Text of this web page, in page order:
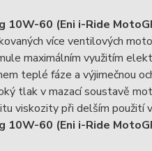
10W-60 (Eni i-Ride
více ventilových
maximálním využitím
teplé fáze a výjimečnou
tlak v mazací soustavě
viskozity při delším použití
10W-60 (Eni i-Ride